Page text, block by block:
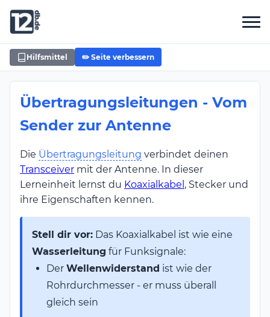
Hilfsmittel ✏️ Seite verbessern
Übertragungsleitungen - Vom
Sender zur Antenne
Die Übertragungsleitung verbindet deinen
Transceiver mit der Antenne. In dieser
Lerneinheit lernst du Koaxialkabel , Stecker und
ihre Eigenschaften kennen.
Stell dir vor: Das Koaxialkabel ist wie eine
Wasserleitung für Funksignale:
Der Wellenwiderstand ist wie der
Rohrdurchmesser - er muss überall
gleich sein